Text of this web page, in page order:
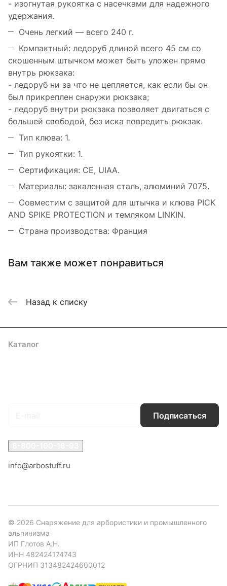
- изогнутая рукоятка с насечками для надежного
удержания.
Очень легкий — всего 240 г.
Компактный: ледоруб длиной всего 45 см со
скошенным штычком может быть уложен прямо
внутрь рюкзака:
- ледоруб ни за что не цепляется, как если бы он
был прикреплен снаружи рюкзака;
- ледоруб внутри рюкзака позволяет двигаться с
большей свободой, без иска повредить рюкзак.
Тип клюва: 1.
Тип рукоятки: 1.
Сертификация: CE, UIAA.
Материалы: закаленная сталь, алюминий 7075.
Совместим с защитой для штычка и клюва PICK
AND SPIKE PROTECTION и темляком LINKIN.
Страна производства: Франция
Вам также может понравиться
Назад к списку
Каталог
Подписаться
info@arbostuff.ru
© 2026 Снаряжение для арбористики и промышленного
альпинизма
ИП Глотов А.Н.
ИНН 482424174743
ОГРНИП 313482424600012